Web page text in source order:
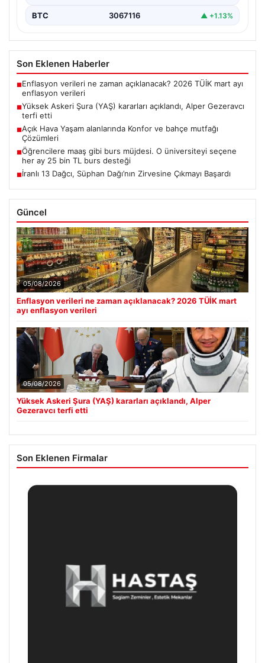
BTC 3067116 ▲ +1.13%
Son Eklenen Haberler
■Enflasyon verileri ne zaman açıklanacak? 2026 TÜİK mart ayı
enflasyon verileri
■Yüksek Askeri Şura (YAŞ) kararları açıklandı, Alper Gezeravcı
terfi etti
■Açık Hava Yaşam alanlarında Konfor ve bahçe mutfağı
Çözümleri
■Öğrencilere maaş gibi burs müjdesi. O üniversiteyi seçene
her ay 25 bin TL burs desteği
■İranlı 13 Dağcı, Süphan Dağı’nın Zirvesine Çıkmayı Başardı
Güncel
05/08/2026
Enflasyon verileri ne zaman açıklanacak? 2026 TÜİK mart
ayı enflasyon verileri
05/08/2026
Yüksek Askeri Şura (YAŞ) kararları açıklandı, Alper
Gezeravcı terfi etti
Son Eklenen Firmalar